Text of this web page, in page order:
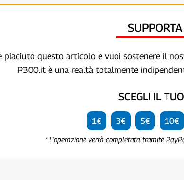
piaciuto questo articolo e vuoi sostenere il
P300.it è una realtà totalmente
SCEGLI IL
1€ 3€ 5€ 10€
* L'operazione verrà completata tramite